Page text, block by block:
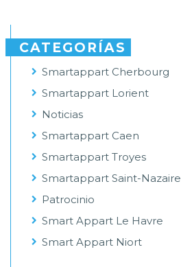
CATEGORÍAS
Smartappart Cherbourg
Smartappart Lorient
Noticias
Smartappart Caen
Smartappart Troyes
Smartappart Saint-Nazaire
Patrocinio
Smart Appart Le Havre
Smart Appart Niort